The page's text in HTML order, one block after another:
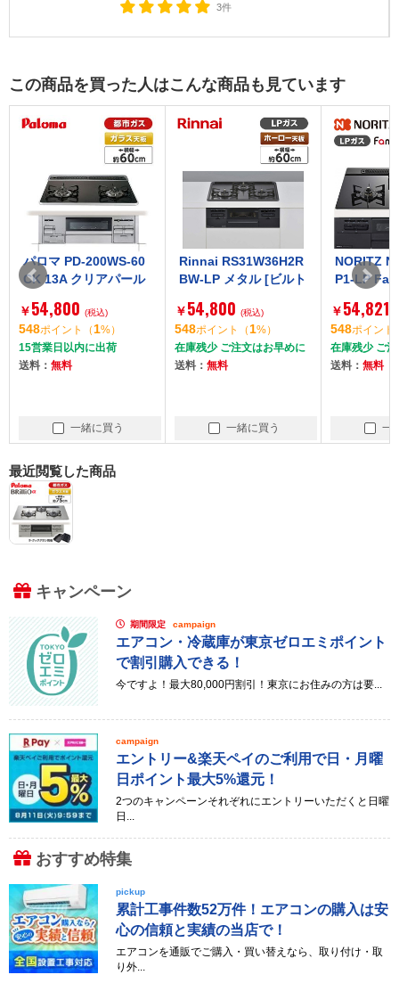
3件
この商品を買った人はこんな商品も見ています
Rinnai RS31W36H2R
BW-LP メタル [ビルト
パンガス用・両側強火
タイプ・3口・60cm)]
￥54,800 (税込)
548ポイント （1%）
在庫残少 ご注文はお早めに
送料： 無料
一緒に買う
NORITZ N3WV6RWT
P1-LP Fami (ファミ)
ロ (プロパンガス用・3
口・両側強火タイプ・
幅60cm)]
￥54,821 (税込)
548ポイント （1%）
在庫残少 ご注文はお早めに
送料： 無料
一緒に買う
NORITZ
P2SI-LP
トインガ
ロパンガ
0cm)]
￥55,180
551ポイント
15営業日以内
送料： 無料
一
最近閲覧した商品
キャンペーン
期間限定 campaign
エアコン・冷蔵庫が東京ゼロエミポイント
で割引購入できる！
今ですよ！最大80,000円割引！東京にお住みの方は要...
campaign
エントリー&楽天ペイのご利用で日・月曜
日ポイント最大5%還元！
2つのキャンペーンそれぞれにエントリーいただくと日曜
日...
おすすめ特集
pickup
累計工事件数52万件！エアコンの購入は安
心の信頼と実績の当店で！
エアコンを通販でご購入・買い替えなら、取り付け・取
り外...